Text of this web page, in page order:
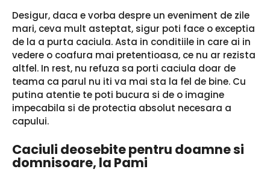
Desigur, daca e vorba despre un eveniment de zile
mari, ceva mult asteptat, sigur poti face o exceptia
de la a purta caciula. Asta in conditiile in care ai in
vedere o coafura mai pretentioasa, ce nu ar rezista
altfel. In rest, nu refuza sa porti caciula doar de
teama ca parul nu iti va mai sta la fel de bine. Cu
putina atentie te poti bucura si de o imagine
impecabila si de protectia absolut necesara a
capului.
Caciuli deosebite pentru doamne si
domnisoare, la Pami